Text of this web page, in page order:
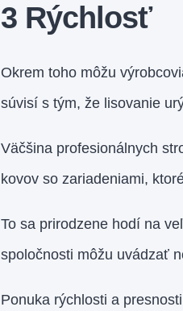
3 Rýchlosť
Okrem toho môžu
súvisí s tým, že lisovanie
Väčšina profesionálnych
kovov so zariadeniami,
To sa prirodzene hodí na
spoločnosti môžu uvádzať
Ponuka rýchlosti a